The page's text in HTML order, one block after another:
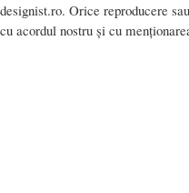
designist.ro. Orice reproducere
cu acordul nostru și cu